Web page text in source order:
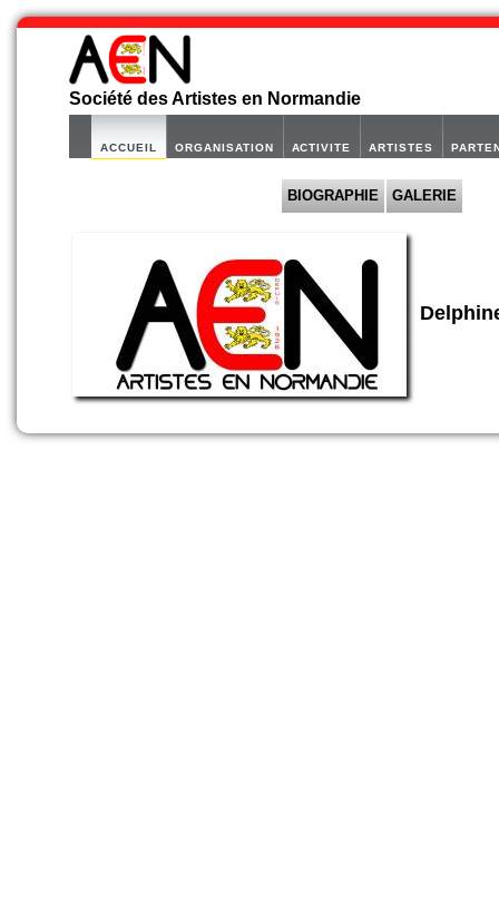
Société des Artistes en Normandie
ACCUEIL ORGANISATION ACTIVITE ARTISTES
BIOGRAPHIE GALERIE